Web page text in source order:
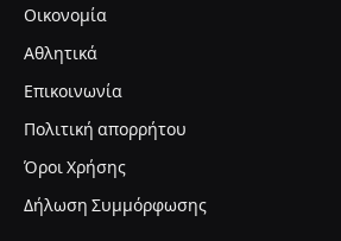
Οικονομία
Αθλητικά
Επικοινωνία
Πολιτική απορρήτου
Όροι Χρήσης
Δήλωση Συμμόρφωσης